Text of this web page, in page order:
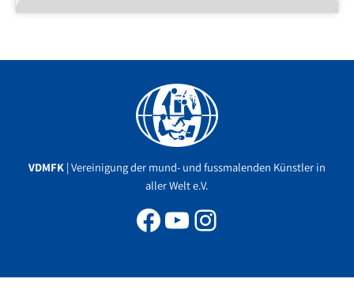
VDMFK | Vereinigung der mund- und fussmalenden Künstler in
aller Welt e.V.
Facebook
YouTube
Instagram